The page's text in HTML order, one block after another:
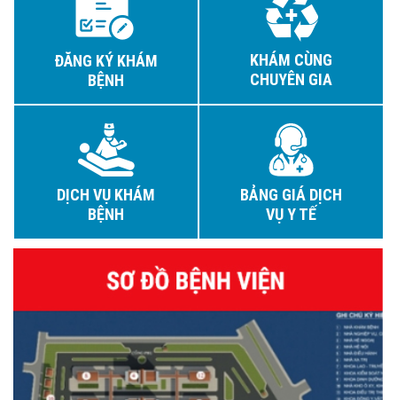
ĐĂNG KÝ KHÁM
BỆNH
KHÁM CÙNG
CHUYÊN GIA
DỊCH VỤ KHÁM
BỆNH
BẢNG GIÁ DỊCH
VỤ Y TẾ